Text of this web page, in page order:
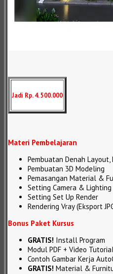
Jadi Rp. 4. 500.000
Materi Pembelajaran
Pembuatan Denah
Pembuatan 3D Modeling
Pemasangan Material &
Setting Camera & Lighting
Setting Set Up Render
Rendering Vray (Eksport
Bonus Paket Kursus
GRATIS! Install Program
Modul PDF + Video
Contoh Gambar Kerja
GRATIS! Material &